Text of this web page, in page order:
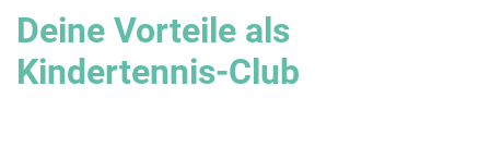
Deine Vorteile als
Kindertennis-Club